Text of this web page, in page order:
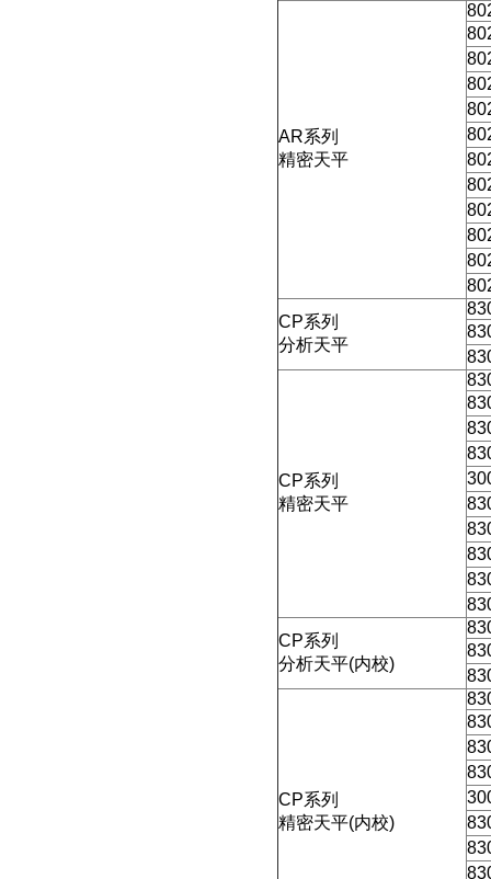
AR系列
精密天平
CP系列
分析天平
CP系列
精密天平
CP系列
分析天平(内校)
CP系列
精密天平(内校)